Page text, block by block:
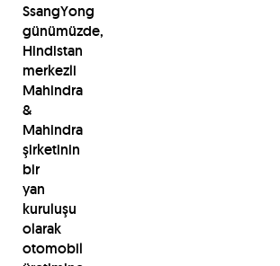
SsangYong
günümüzde,
Hindistan
merkezli
Mahindra
&
Mahindra
şirketinin
bir
yan
kuruluşu
olarak
otomobil